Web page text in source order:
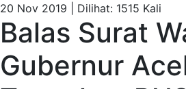
20 Nov 2019 | Dilihat: 1515 Kali
Balas Surat
Gubernur